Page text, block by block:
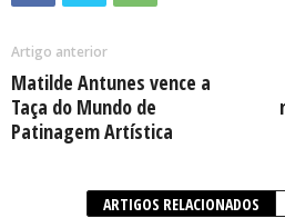
Artigo anterior
Matilde Antunes vence a
Taça do Mundo de
Patinagem Artística
ARTIGOS RELACIONADOS